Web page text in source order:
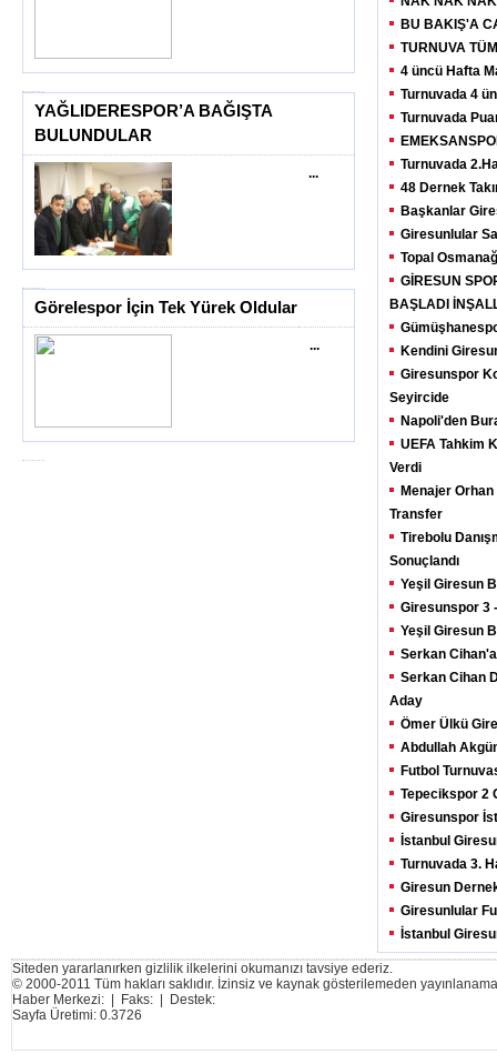
YAĞLIDERESPOR’A BAĞIŞTA
BULUNDULAR
...
Görelespor İçin Tek Yürek Oldular
...
BU BAKIŞ'A
TURNUVA
4 üncü Hafta
Turnuvada 4
Turnuvada
Turnuvada
48 Dernek
Başkanlar
Giresunlular
Topal
GİRESUN
BAŞLADI
Kendini
Giresunspor
Seyircide
Napoli'den
UEFA Tahkim
Verdi
Menajer
Transfer
Tirebolu
Sonuçlandı
Yeşil Giresun
Giresunspor 3
Yeşil Giresun
Serkan
Serkan Cihan
Aday
Ömer Ülkü
Abdullah
Futbol
Tepecikspor 2
Giresunspor
İstanbul
Turnuvada 3.
Giresun
Giresunlular
İstanbul
Siteden yararlanırken gizlilik ilkelerini okumanızı tavsiye ederiz.
© 2000-2011 Tüm hakları saklıdır. İzinsiz ve kaynak gösterilemeden
Haber Merkezi: | Faks: | Destek:
Sayfa Üretimi: 0.3726